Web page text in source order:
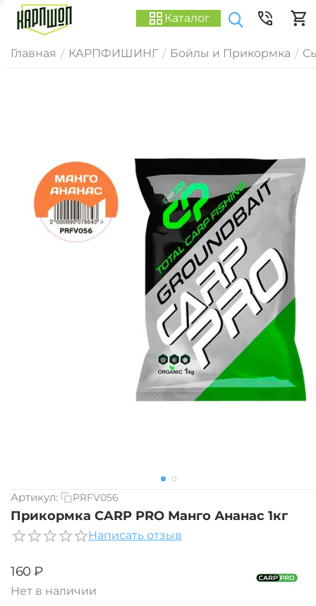
Каталог
Главная / КАРПФИШИНГ / Бойлы и Прикормка /
Артикул: PRFV056
Прикормка CARP PRO Манго Ананас 1кг
Написать отзыв
‍160‍ ₽
Нет в наличии